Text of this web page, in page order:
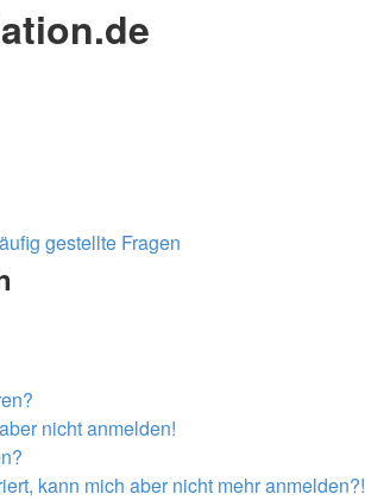
gestellte Fragen
nicht anmelden!
kann mich aber nicht mehr anmelden?!